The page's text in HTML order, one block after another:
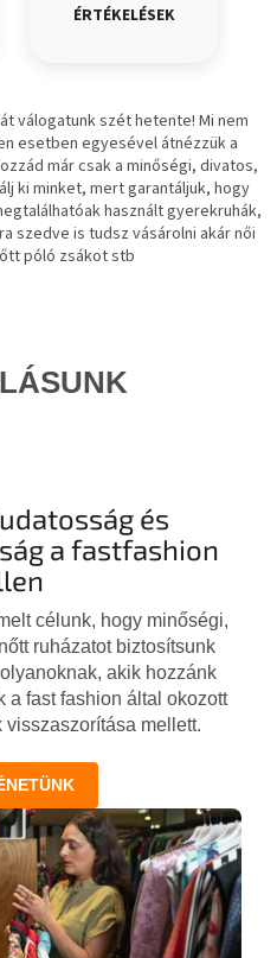
ÉRTÉKELÉSEK
válogatunk szét hetente! Mi nem
esetben egyesével átnézzük a
már csak a minőségi, divatos,
ki minket, mert garantáljuk, hogy
használt gyerekruhák,
szedve is tudsz vásárolni akár női
póló zsákot stb
és
a fastfashion
célunk, hogy minőségi,
ruházatot biztosítsunk
akik hozzánk
a fast fashion által okozott
visszaszorítása mellett.